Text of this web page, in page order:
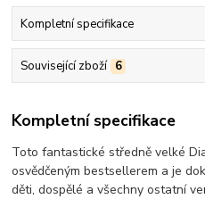
Kompletní specifikace
Související zboží 6
Kompletní specifikace
Toto fantastické středně velké
osvědčeným bestsellerem a je
děti, dospělé a všechny ostatní